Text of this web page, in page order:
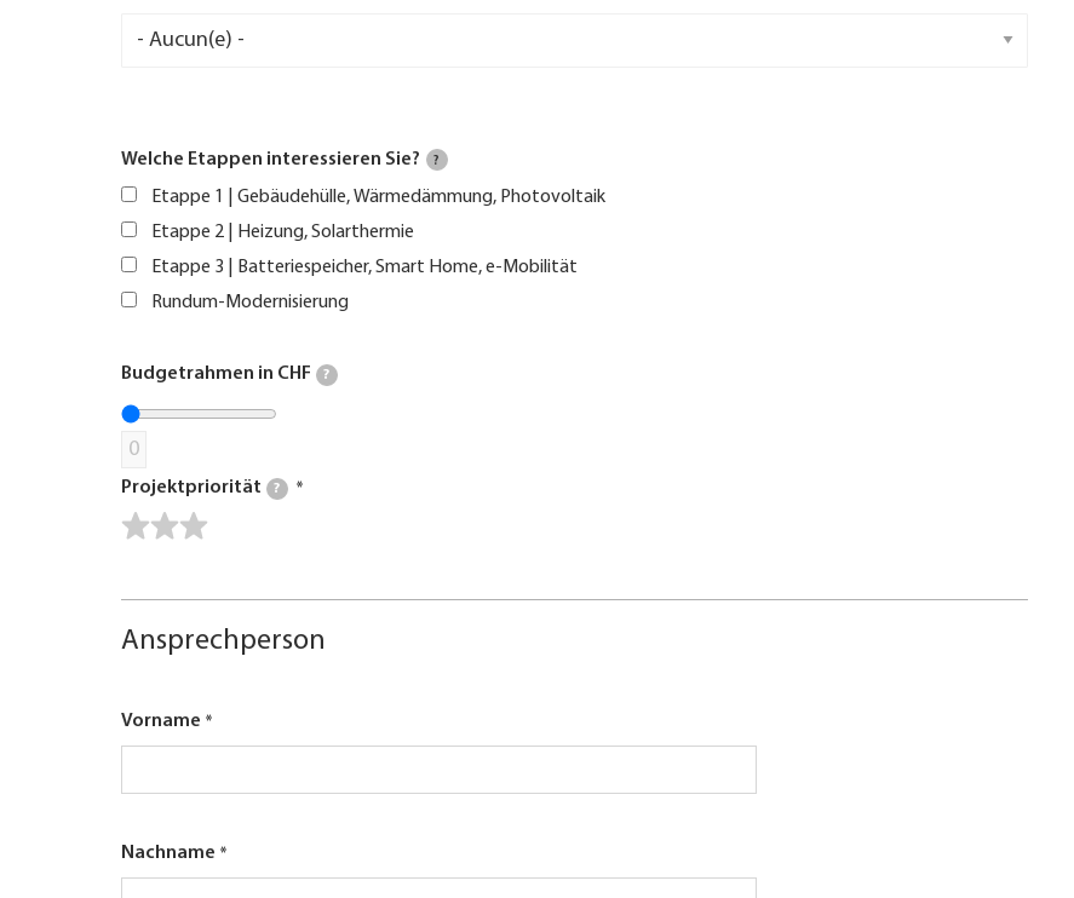
Welche Etappen interessieren Sie? ?
Etappe 1 | Gebäudehülle, Wärmedämmung, Photovoltaik
Etappe 2 | Heizung, Solarthermie
Etappe 3 | Batteriespeicher, Smart Home, e-Mobilität
Rundum-Modernisierung
Budgetrahmen in CHF ?
0
Projektpriorität ?
Ansprechperson
Vorname
Nachname